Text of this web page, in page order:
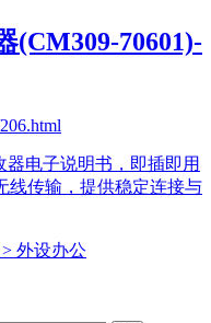
(CM309-70601)-
器电子说明书，即插即用
线传输，提供稳定连接与
> 外设办公